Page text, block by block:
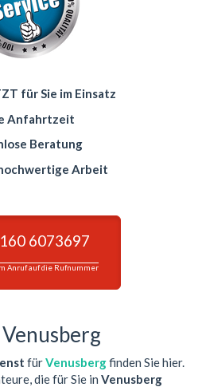
für Sie im Einsatz
Anfahrtzeit
Beratung
Arbeit
6073697
Anruf auf die Rufnummer
fürVenusbergfinden Sie hier.
die für Sie in Venusberg